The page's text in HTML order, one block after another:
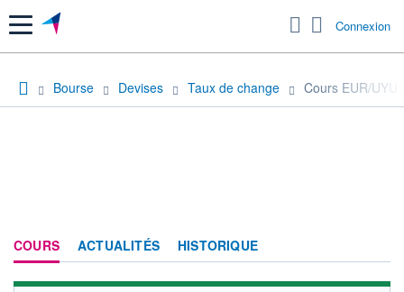
Menu Connexion
Bourse Devises Taux de change Cours EUR/UYU
COURS ACTUALITÉS HISTORIQUE